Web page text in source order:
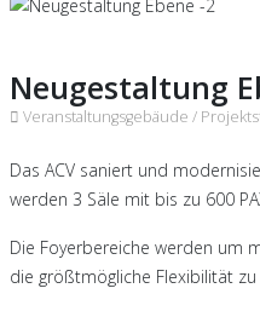
Neugestaltung
Veranstaltungsgebäude /
Das ACV saniert und
werden 3 Säle mit bis zu 600
Die Foyerbereiche werden um
die größtmögliche Flexibilität zu